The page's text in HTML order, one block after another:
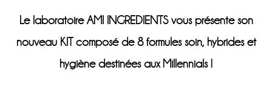
Le laboratoire AMI INGREDIENTS vous présente son
nouveau KIT composé de 8 formules soin, hybrides et
hygiène destinées aux Millennials !